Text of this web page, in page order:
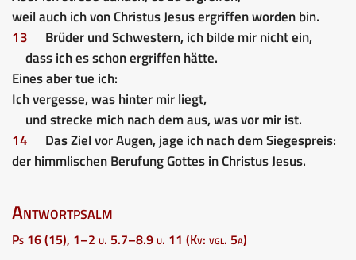
weil auch ich von Christus Jesus ergriffen worden bin.
13
Brüder und Schwestern, ich bilde mir nicht ein,
dass ich es schon ergriffen hätte.
Eines aber tue ich:
Ich vergesse, was hinter mir liegt,
und strecke mich nach dem aus, was vor mir ist.
14
Das Ziel vor Augen, jage ich nach dem Siegespreis:
der himmlischen Berufung Gottes in Christus Jesus.
Antwortpsalm
Ps 16 (15), 1–2 u. 5.7–8.9 u. 11 (Kv: vgl. 5a)